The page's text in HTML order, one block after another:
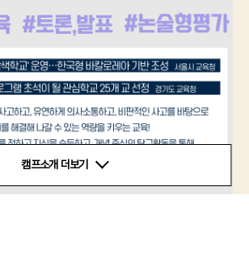
캠프소개 더보기